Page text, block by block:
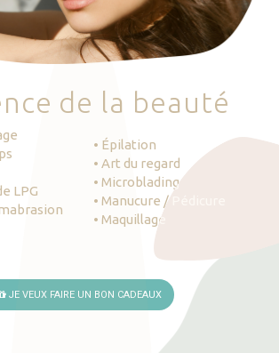
nce de la beauté
LPG
• Épilation
• Art du regard
• Microblading
• Manucure / Pédicure
• Maquillage
JE VEUX FAIRE UN BON CADEAUX